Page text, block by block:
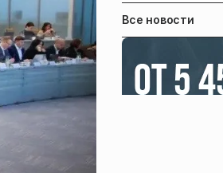
Все новости